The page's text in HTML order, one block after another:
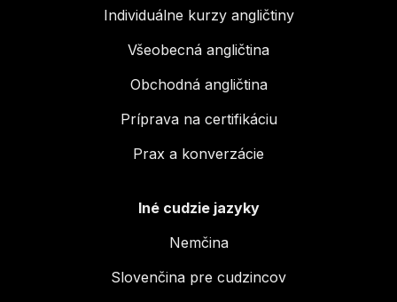
Individuálne kurzy angličtiny
Všeobecná angličtina
Obchodná angličtina
Príprava na certifikáciu
Prax a konverzácie
Iné cudzie jazyky
Nemčina
Slovenčina pre cudzincov